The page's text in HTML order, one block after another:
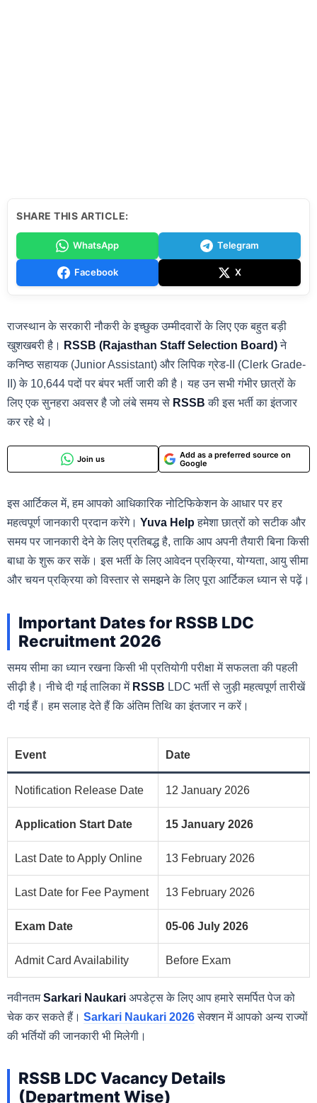
SHARE THIS ARTICLE:
WhatsApp Telegram
Facebook X
राजस्थान के सरकारी नौकरी के इच्छुक उम्मीदवारों के लिए एक बहुत बड़ी
खुशखबरी है।
RSSB (Rajasthan Staff Selection Board)ने
कनिष्ठ सहायक (Junior Assistant) और लिपिक ग्रेड-II (Clerk Grade-
II) के 10,644 पदों पर बंपर भर्ती जारी की है। यह उन सभी गंभीर छात्रों के
लिए एक सुनहरा अवसर है जो लंबे समय से RSSB की इस भर्ती का इंतजार
कर रहे थे।
Join us
Add as a preferred source on
Google
इस आर्टिकल में, हम आपको आधिकारिक नोटिफिकेशन के आधार पर हर
महत्वपूर्ण जानकारी प्रदान करेंगे। Yuva Help हमेशा छात्रों को सटीक और
समय पर जानकारी देने के लिए प्रतिबद्ध है, ताकि आप अपनी तैयारी बिना किसी
बाधा के शुरू कर सकें। इस भर्ती के लिए आवेदन प्रक्रिया, योग्यता, आयु सीमा
और चयन प्रक्रिया को विस्तार से समझने के लिए पूरा आर्टिकल ध्यान से पढ़ें।
Important Dates for RSSB LDC
Recruitment 2026
समय सीमा का ध्यान रखना किसी भी प्रतियोगी परीक्षा में सफलता की पहली
सीढ़ी है। नीचे दी गई तालिका में RSSB LDC भर्ती से जुड़ी महत्वपूर्ण तारीखें
दी गई हैं। हम सलाह देते हैं कि अंतिम तिथि का इंतजार न करें।
Event Date
Notification Release Date 12 January 2026
Application Start Date 15 January 2026
Last Date to Apply Online 13 February 2026
Last Date for Fee Payment 13 February 2026
Exam Date 05-06 July 2026
Admit Card Availability Before Exam
नवीनतमSarkari Naukari अपडेट्स के लिए आप हमारे समर्पित पेज को
चेक कर सकते हैं। Sarkari Naukari 2026सेक्शन में आपको अन्य राज्यों
की भर्तियों की जानकारी भी मिलेगी।
RSSB LDC Vacancy Details
(Department Wise)